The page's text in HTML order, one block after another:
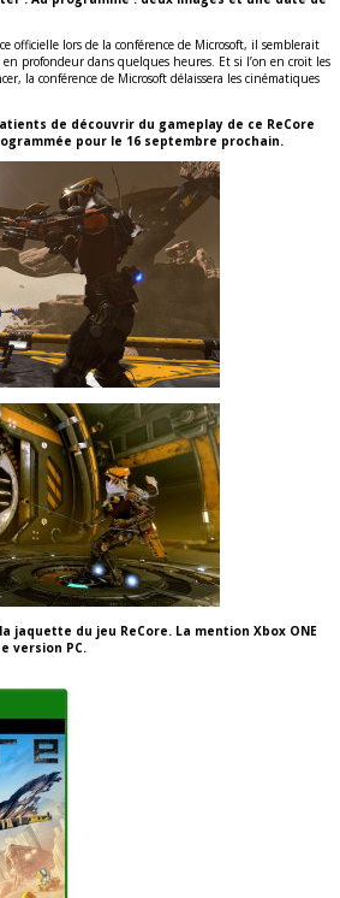
officielle lors de la conférence de Microsoft, il semblerait
profondeur dans quelques heures. Et si l’on en croit les
la conférence de Microsoft délaissera les cinématiques
de découvrir du gameplay de ce ReCore
pour le 16 septembre prochain.
jaquette du jeu ReCore. La mention Xbox ONE
version PC.